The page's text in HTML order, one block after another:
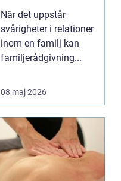
När det uppstår
svårigheter i relationer
inom en familj kan
familjerådgivning...
08 maj 2026